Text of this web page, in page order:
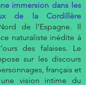
immersion dans les
de la Cordillère
de l’Espagne. Il
naturaliste inédite à
des falaises. Le
sur les discours
français et
une vision intime du